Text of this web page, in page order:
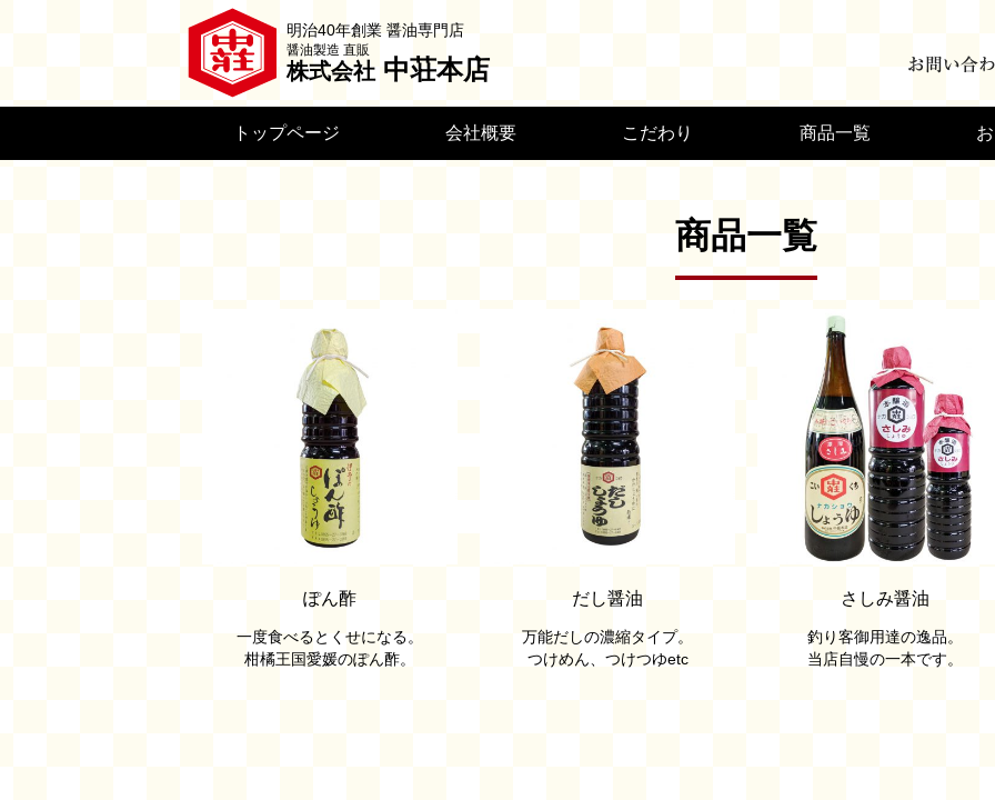
明治40年創業 醤油専門店
醤油製造 直販
株式会社 中荘本店
トップページ 会社概要 こだわり 商品一覧
商品一覧
ぽん酢
一度食べるとくせになる。
柑橘王国愛媛のぽん酢。
だし醤油
万能だしの濃縮タイプ。
つけめん、つけつゆetc
さしみ醤油
釣り客御用達の逸品。
当店自慢の一本です。